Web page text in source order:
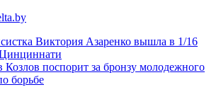
Виктория Азаренко вышла в 1/16
Козлов поспорит за бронзу молодежного
борьбе